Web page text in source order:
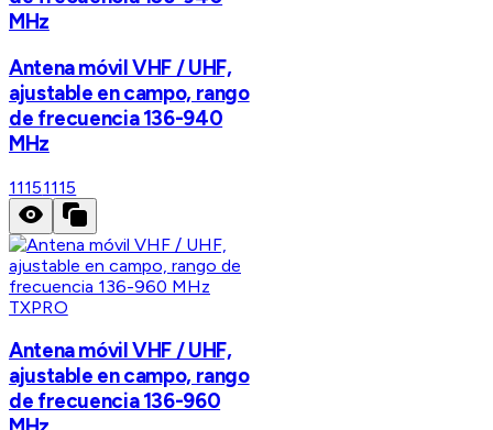
MHz
Antena móvil VHF / UHF,
ajustable en campo, rango
de frecuencia 136-940
MHz
11151115
TXPRO
Antena móvil VHF / UHF,
ajustable en campo, rango
de frecuencia 136-960